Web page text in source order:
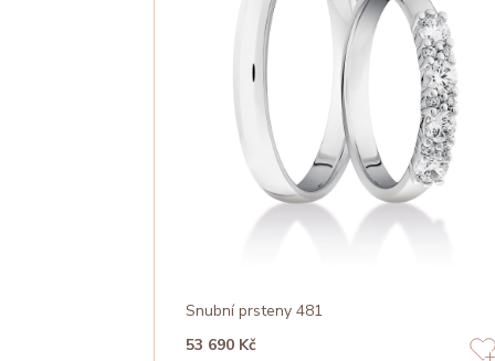
Snubní prsteny 481
53 690 Kč